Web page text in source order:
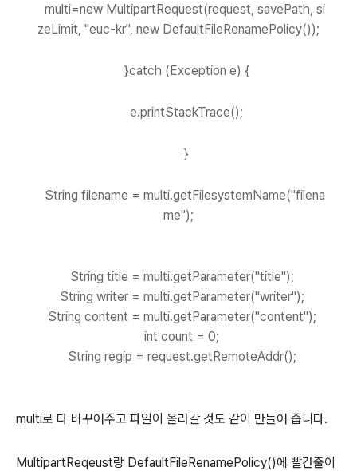
multi=new MultipartRequest(request, savePath, si
zeLimit, "euc-kr", new DefaultFileRenamePolicy());
}catch (Exception e) {
e.printStackTrace();
}
String filename = multi.getFilesystemName("filena
me");
String title = multi.getParameter("title");
String writer = multi.getParameter("writer");
String content = multi.getParameter("content");
int count = 0;
String regip = request.getRemoteAddr();
multi로 다 바꾸어주고 파일이 올라갈 것도 같이 만들어 줍니다.
MultipartReqeust랑 DefaultFileRenamePolicy()에 빨간줄이